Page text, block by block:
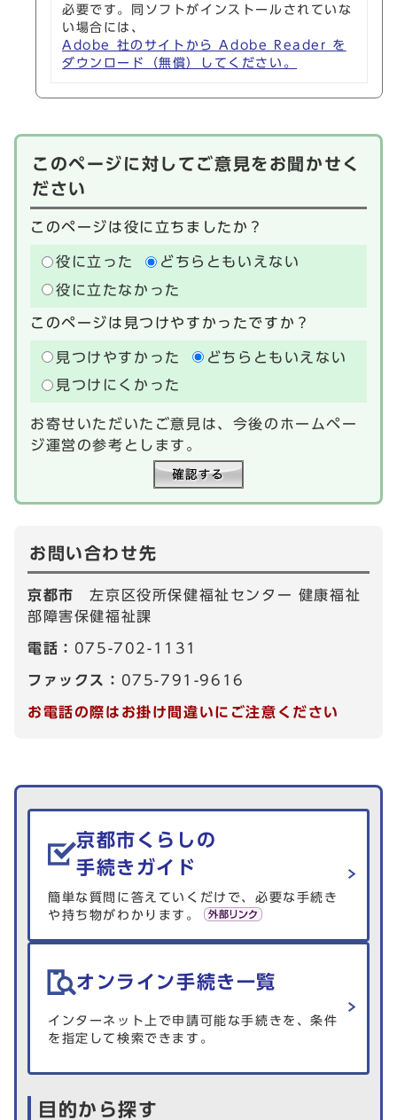
必要です。同ソフトがインストールされていな
い場合には、
Adobe 社のサイトから Adobe Reader を
ダウンロード（無償）してください。
このページに対してご意見をお聞かせく
ださい
このページは役に立ちましたか？
役に立った
どちらともいえない
役に立たなかった
このページは見つけやすかったですか？
見つけやすかった
どちらともいえない
見つけにくかった
お寄せいただいたご意見は、今後のホームペー
ジ運営の参考とします。
お問い合わせ先
京都市左京区役所保健福祉センター 健康福祉
部障害保健福祉課
電話： 075-702-1131
ファックス： 075-791-9616
お電話の際はお掛け間違いにご注意ください
生活情報を探す
京都市くらしの
手続きガイド
簡単な質問に答えていくだけで、必要な手続き
や持ち物がわかります。
オンライン手続き一覧
インターネット上で申請可能な手続きを、条件
を指定して検索できます。
目的から探す